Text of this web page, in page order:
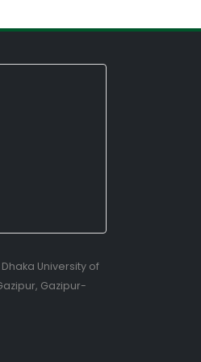
University of
Gazipur-